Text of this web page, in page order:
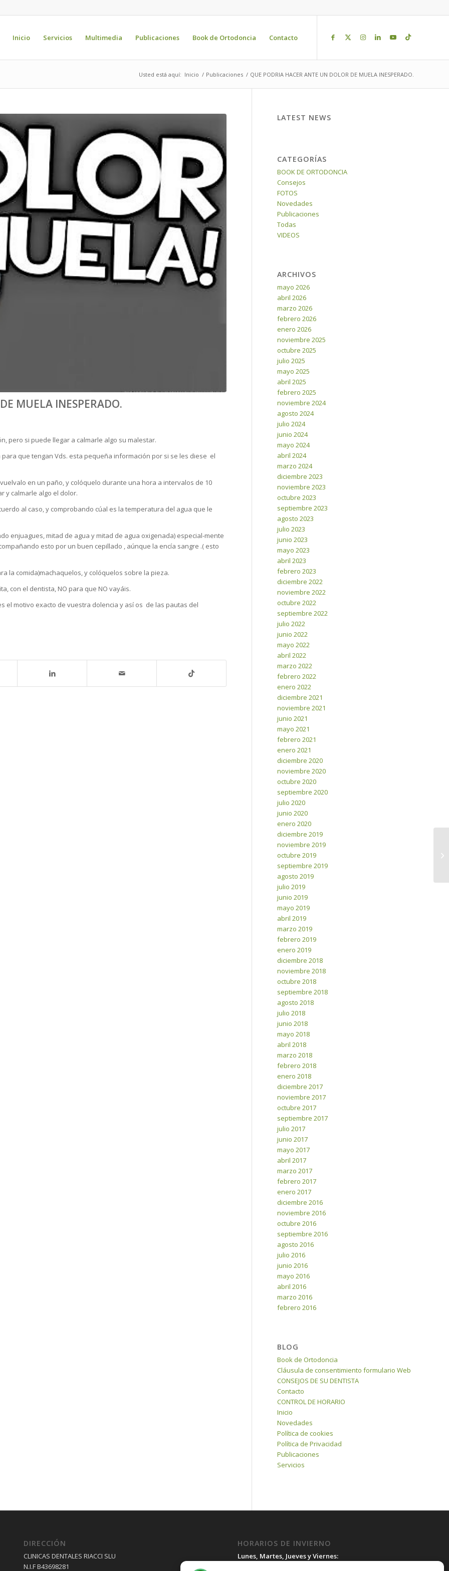
Inicio Servicios Multimedia Publicaciones Book de Ortodoncia Contacto
Usted está aquí: Inicio / Publicaciones / QUE PODRIA HACER ANTE UN DOLOR DE MUELA INESPERADO.
MUELA INESPERADO.
pero si puede llegar a calmarle algo su malestar.
que tengan Vds. esta pequeña información por si se les diese el
en un paño, y colóquelo durante una hora a intervalos de 10
y calmarle algo el dolor.
al caso, y comprobando cúal es la temperatura del agua que le
enjuagues, mitad de agua y mitad de agua oxigenada) especial-mente
esto por un buen cepillado , aúnque la encía sangre .( esto
la comida)machaquelos, y colóquelos sobre la pieza.
con el dentista, NO para que NO vayáis.
el motivo exacto de vuestra dolencia y así os de las pautas del
LATEST NEWS
CATEGORÍAS
BOOK DE ORTODONCIA
Consejos
FOTOS
Novedades
Publicaciones
Todas
VIDEOS
ARCHIVOS
mayo 2026
abril 2026
marzo 2026
febrero 2026
enero 2026
noviembre 2025
octubre 2025
julio 2025
mayo 2025
abril 2025
febrero 2025
noviembre 2024
agosto 2024
julio 2024
junio 2024
mayo 2024
abril 2024
marzo 2024
diciembre 2023
noviembre 2023
octubre 2023
septiembre 2023
agosto 2023
julio 2023
junio 2023
mayo 2023
abril 2023
febrero 2023
diciembre 2022
noviembre 2022
octubre 2022
septiembre 2022
julio 2022
junio 2022
mayo 2022
abril 2022
marzo 2022
febrero 2022
enero 2022
diciembre 2021
noviembre 2021
junio 2021
mayo 2021
febrero 2021
enero 2021
diciembre 2020
noviembre 2020
octubre 2020
septiembre 2020
julio 2020
junio 2020
enero 2020
diciembre 2019
noviembre 2019
octubre 2019
septiembre 2019
agosto 2019
julio 2019
junio 2019
mayo 2019
abril 2019
marzo 2019
febrero 2019
enero 2019
diciembre 2018
noviembre 2018
octubre 2018
septiembre 2018
agosto 2018
julio 2018
junio 2018
mayo 2018
abril 2018
marzo 2018
febrero 2018
enero 2018
diciembre 2017
noviembre 2017
octubre 2017
septiembre 2017
julio 2017
junio 2017
mayo 2017
abril 2017
marzo 2017
febrero 2017
enero 2017
diciembre 2016
noviembre 2016
octubre 2016
septiembre 2016
agosto 2016
julio 2016
junio 2016
mayo 2016
abril 2016
marzo 2016
febrero 2016
BLOG
Book de Ortodoncia
Cláusula de consentimiento formulario Web
CONSEJOS DE SU DENTISTA
Contacto
CONTROL DE HORARIO
Inicio
Novedades
Política de cookies
Política de Privacidad
Publicaciones
Servicios
DIRECCIÓN
CLINICAS DENTALES RIACCI SLU
N.I.F B43698281
HORARIOS DE INVIERNO
Lunes, Martes, Jueves y Viernes: